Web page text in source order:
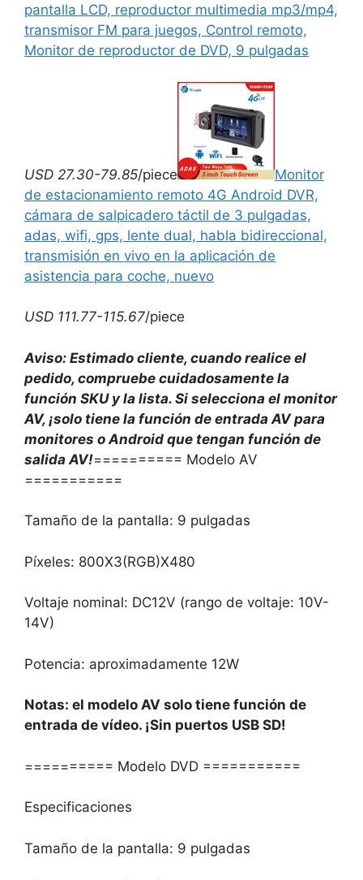
pantalla LCD, reproductor multimedia mp3/mp4,
transmisor FM para juegos, Control remoto,
Monitor de reproductor de DVD, 9 pulgadas
USD 27.30-79.85/piece
Monitor
de estacionamiento remoto 4G Android DVR,
cámara de salpicadero táctil de 3 pulgadas,
adas, wifi, gps, lente dual, habla bidireccional,
transmisión en vivo en la aplicación de
asistencia para coche, nuevo
USD 111.77-115.67/piece
Aviso: Estimado cliente, cuando realice el
pedido, compruebe cuidadosamente la
función SKU y la lista. Si selecciona el monitor
AV, ¡solo tiene la función de entrada AV para
monitores o Android que tengan función de
salida AV!========== Modelo AV
===========
Tamaño de la pantalla: 9 pulgadas
Píxeles: 800X3(RGB)X480
Voltaje nominal: DC12V (rango de voltaje: 10V-
14V)
Potencia: aproximadamente 12W
Notas: el modelo AV solo tiene función de
entrada de vídeo. ¡Sin puertos USB SD!
========== Modelo DVD ===========
Especificaciones
Tamaño de la pantalla: 9 pulgadas